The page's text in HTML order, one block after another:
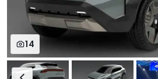
14